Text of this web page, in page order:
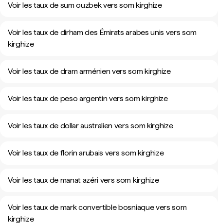
Voir les taux de sum ouzbek vers som kirghize
Voir les taux de dirham des Émirats arabes unis vers som
kirghize
Voir les taux de dram arménien vers som kirghize
Voir les taux de peso argentin vers som kirghize
Voir les taux de dollar australien vers som kirghize
Voir les taux de florin arubais vers som kirghize
Voir les taux de manat azéri vers som kirghize
Voir les taux de mark convertible bosniaque vers som
kirghize